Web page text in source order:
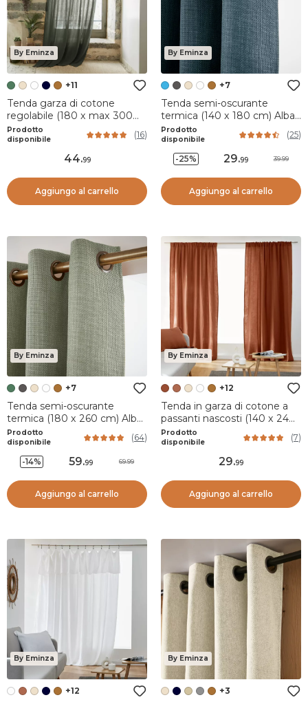
By Eminza
+11
Tenda garza di cotone
regolabile (180 x max 300
cm) Gaïa Verde rosmarino
Prodotto
disponibile
(16)
44.99
Aggiungo al carrello
By Eminza
+7
Tenda semi-oscurante
termica (140 x 180 cm) Alba
Blu
Prodotto
disponibile
(25)
-25% 29.99 39.99
Aggiungo al carrello
By Eminza
+7
Tenda semi-oscurante
termica (180 x 260 cm) Alba
Verde rosmarino
Prodotto
disponibile
(64)
-14% 59.99 69.99
Aggiungo al carrello
By Eminza
+12
Tenda in garza di cotone a
passanti nascosti (140 x 240
cm) Gaïa Terracotta
Prodotto
disponibile
(7)
29.99
Aggiungo al carrello
By Eminza
+12
By Eminza
+3